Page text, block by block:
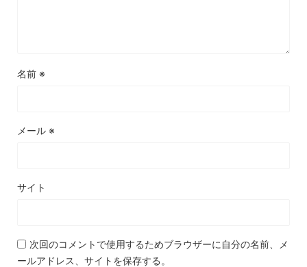
名前 ※
メール ※
サイト
次回のコメントで使用するためブラウザーに自分の名前、メ
ールアドレス、サイトを保存する。